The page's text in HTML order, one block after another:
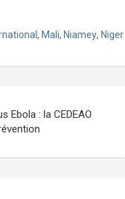
, Mali, Niamey, Niger
Ebola : la CEDEAO